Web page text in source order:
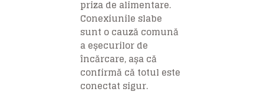
priza de alimentare.
Conexiunile slabe
sunt o cauză comună
a eșecurilor de
încărcare, așa că
confirmă că totul este
conectat sigur.